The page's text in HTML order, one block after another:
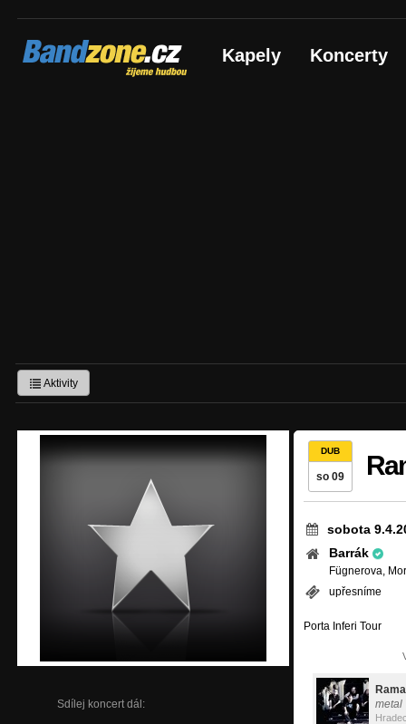
Bandzone.cz
žijeme hudbou Kapely Koncerty
Aktivity
Sdílej koncert dál:
DUB
so 09
sobota
Barrák
Fügnerova,
upřesníme
Porta Inferi Tour
metal